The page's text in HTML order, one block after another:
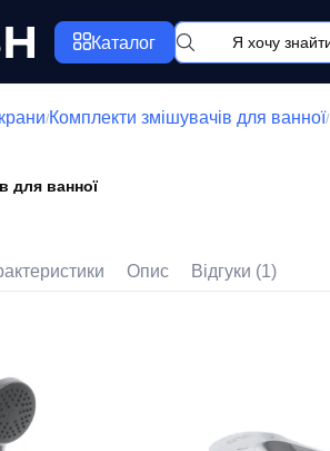
Каталог
/Комплекти змішувачів для ванної/
для ванної
Опис Відгуки (1)